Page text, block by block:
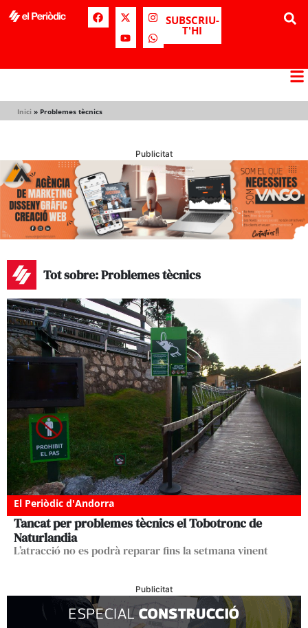
SUBSCRIU-
T'HI
Inici » Problemes tècnics
Publicitat
Tot sobre: Problemes tècnics
El Periòdic d'Andorra
Tancat per problemes tècnics el Tobotronc de
Naturlandia
L’atracció no es podrà reparar fins la setmana vinent
Publicitat